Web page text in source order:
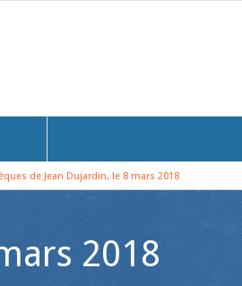
de Jean Dujardin, le 8 mars 2018
2018